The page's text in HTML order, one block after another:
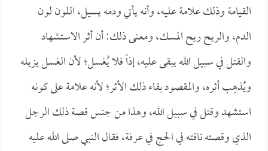
القيامة وذلك علامة عليه، وأنه يأتي ودمه يسيل، اللون لون
الدم، والريح ريح المسك، ومعنى ذلك: أن أثر الاستشهاد
والقتل في سبيل الله يبقى عليه، إذاً فلا يُغسل؛ لأن الغسل يزيله
ويُذهِب أثره، والمقصود بقاء ذلك الأثر؛ لأنه علامة على كونه
استشهد وقتل في سبيل الله، وهذا من جنس قصة ذلك الرجل
الذي وقصته ناقته في الحج في عرفة، فقال النبي صلى الله عليه